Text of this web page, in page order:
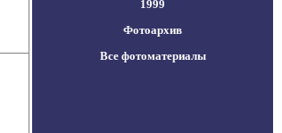
1999
Фотоархив
Все фотоматериалы